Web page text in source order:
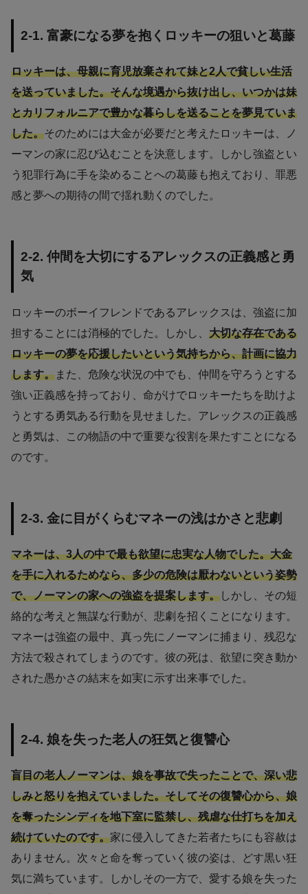
2-1. 富豪になる夢を抱くロッキーの狙いと葛藤
ロッキーは、母親に育児放棄されて妹と2人で貧しい生活
を送っていました。そんな境遇から抜け出し、いつかは妹
とカリフォルニアで豊かな暮らしを送ることを夢見ていま
した。そのためには大金が必要だと考えたロッキーは、ノ
ーマンの家に忍び込むことを決意します。しかし強盗とい
う犯罪行為に手を染めることへの葛藤も抱えており、罪悪
感と夢への期待の間で揺れ動くのでした。
2-2. 仲間を大切にするアレックスの正義感と勇
気
ロッキーのボーイフレンドであるアレックスは、強盗に加
担することには消極的でした。しかし、 大切な存在である
ロッキーの夢を応援したいという気持ちから、計画に協力
します。また、危険な状況の中でも、仲間を守ろうとする
強い正義感を持っており、命がけでロッキーたちを助けよ
うとする勇気ある行動を見せました。アレックスの正義感
と勇気は、この物語の中で重要な役割を果たすことになる
のです。
2-3. 金に目がくらむマネーの浅はかさと悲劇
マネーは、3人の中で最も欲望に忠実な人物でした。大金
を手に入れるためなら、多少の危険は厭わないという姿勢
で、ノーマンの家への強盗を提案します。しかし、その短
絡的な考えと無謀な行動が、悲劇を招くことになります。
マネーは強盗の最中、真っ先にノーマンに捕まり、残忍な
方法で殺されてしまうのです。彼の死は、欲望に突き動か
された愚かさの結末を如実に示す出来事でした。
2-4. 娘を失った老人の狂気と復讐心
盲目の老人ノーマンは、娘を事故で失ったことで、深い悲
しみと怒りを抱えていました。そしてその復讐心から、娘
を奪ったシンディを地下室に監禁し、残虐な仕打ちを加え
続けていたのです。家に侵入してきた若者たちにも容赦は
ありません。次々と命を奪っていく彼の姿は、どす黒い狂
気に満ちています。しかしその一方で、愛する娘を失った